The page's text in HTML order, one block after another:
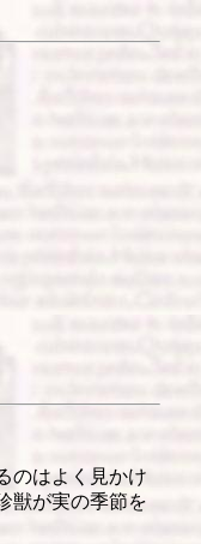
のはよく見かけ
獣が実の季節を